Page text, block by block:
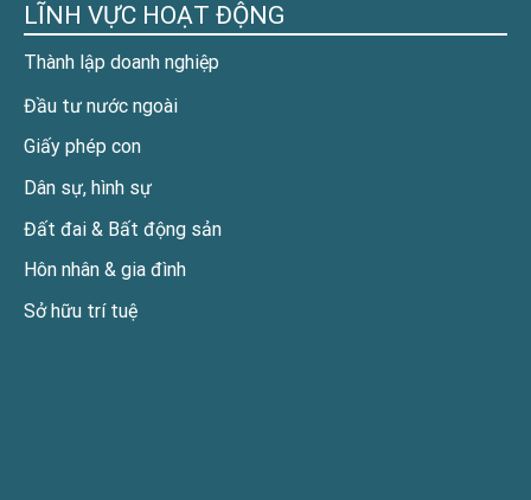
LĨNH VỰC HOẠT ĐỘNG
Thành lập doanh nghiệp
Đầu tư nước ngoài
Giấy phép con
Dân sự, hình sự
Đất đai & Bất động sản
Hôn nhân & gia đình
Sở hữu trí tuệ